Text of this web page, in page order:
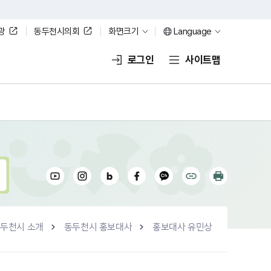
동두천시의회 화면크기 Language
로그인 사이트맵
천시 소개 동두천시 홍보대사 홍보대사 유민상